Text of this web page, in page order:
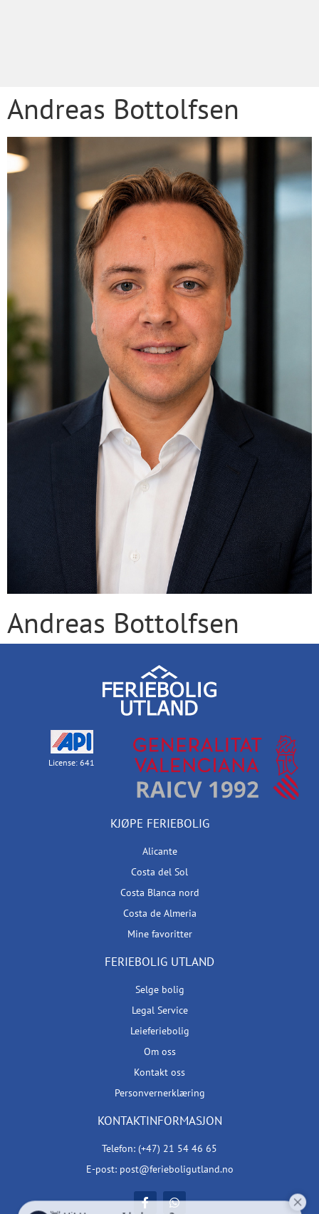
Andreas Bottolfsen
Andreas Bottolfsen
License: 641
KJØPE FERIEBOLIG
Alicante
Costa del Sol
Costa Blanca nord
Costa de Almeria
Mine favoritter
FERIEBOLIG UTLAND
Selge bolig
Legal Service
Leieferiebolig
Om oss
Kontakt oss
Personvernerklæring
KONTAKTINFORMASJON
Telefon: (+47) 21 54 46 65
E-post: post@ferieboligutland.no